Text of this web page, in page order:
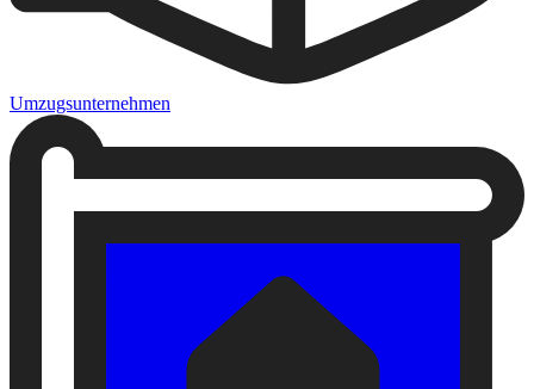
Umzugsunternehmen